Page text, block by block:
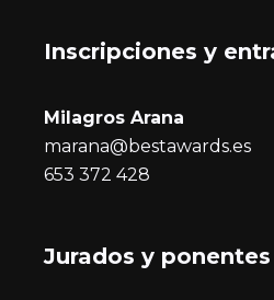
Inscripciones y
Milagros Arana
marana@bestawards.es
653 372 428
Jurados y ponentes